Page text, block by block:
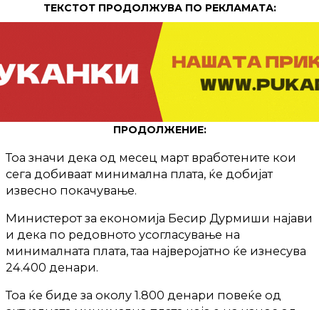
ТЕКСТОТ ПРОДОЛЖУВА ПО РЕКЛАМАТА:
ПРОДОЛЖЕНИЕ:
Тоа значи дека од месец март вработените кои
сега добиваат минимална плата, ќе добијат
извесно покачување.
Министерот за економија Бесир Дурмиши најави
и дека по редовното усогласување на
минималната плата, таа најверојатно ќе изнесува
24.400 денари.
Тоа ќе биде за околу 1.800 денари повеќе од